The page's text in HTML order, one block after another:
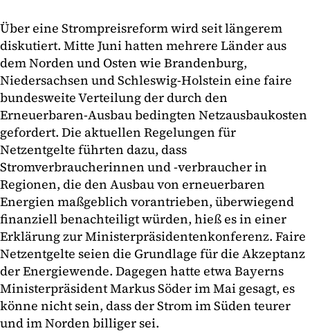
Über eine Strompreisreform wird seit längerem
diskutiert. Mitte Juni hatten mehrere Länder aus
dem Norden und Osten wie Brandenburg,
Niedersachsen und Schleswig-Holstein eine faire
bundesweite Verteilung der durch den
Erneuerbaren-Ausbau bedingten Netzausbaukosten
gefordert. Die aktuellen Regelungen für
Netzentgelte führten dazu, dass
Stromverbraucherinnen und -verbraucher in
Regionen, die den Ausbau von erneuerbaren
Energien maßgeblich vorantrieben, überwiegend
finanziell benachteiligt würden, hieß es in einer
Erklärung zur Ministerpräsidentenkonferenz. Faire
Netzentgelte seien die Grundlage für die Akzeptanz
der Energiewende. Dagegen hatte etwa Bayerns
Ministerpräsident Markus Söder im Mai gesagt, es
könne nicht sein, dass der Strom im Süden teurer
und im Norden billiger sei.